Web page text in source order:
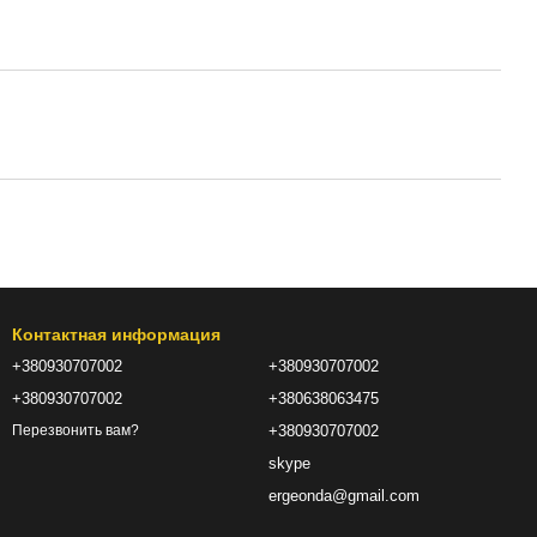
Контактная информация
+380930707002
+380930707002
Перезвонить вам?
+380930707002
+380638063475
+380930707002
skype
ergeonda@gmail.com